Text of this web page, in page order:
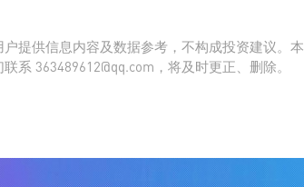
提供信息内容及数据参考，不构成投资建议。
系 363489612@qq.com，将及时更正、删除。